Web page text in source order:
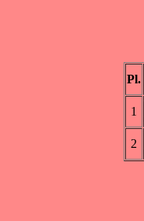
Pl.
1
2